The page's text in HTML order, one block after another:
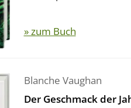
» zum Buch
Blanche Vaughan
Der Geschmack der